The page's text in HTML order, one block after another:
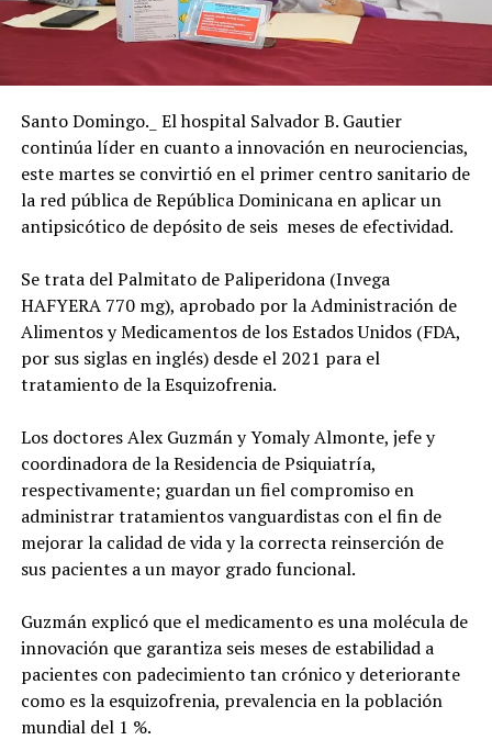
Santo Domingo._ El hospital Salvador B. Gautier
continúa líder en cuanto a innovación en neurociencias,
este martes se convirtió en el primer centro sanitario de
la red pública de República Dominicana en aplicar un
antipsicótico de depósito de seis meses de efectividad.
Se trata del Palmitato de Paliperidona (Invega
HAFYERA 770 mg), aprobado por la Administración de
Alimentos y Medicamentos de los Estados Unidos (FDA,
por sus siglas en inglés) desde el 2021 para el
tratamiento de la Esquizofrenia.
Los doctores Alex Guzmán y Yomaly Almonte, jefe y
coordinadora de la Residencia de Psiquiatría,
respectivamente; guardan un fiel compromiso en
administrar tratamientos vanguardistas con el fin de
mejorar la calidad de vida y la correcta reinserción de
sus pacientes a un mayor grado funcional.
Guzmán explicó que el medicamento es una molécula de
innovación que garantiza seis meses de estabilidad a
pacientes con padecimiento tan crónico y deteriorante
como es la esquizofrenia, prevalencia en la población
mundial del 1 %.